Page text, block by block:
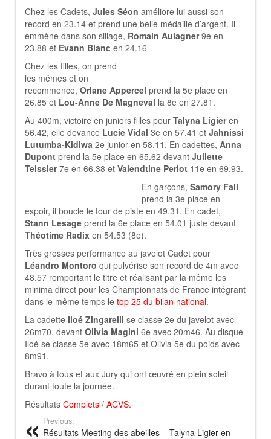
Chez les Cadets, Jules Séon améliore lui aussi son
record en 23.14 et prend une belle médaille d’argent. Il
emmène dans son sillage, Romain Aulagner9e en
23.88 et Evann Blanc en 24.16
Chez les filles, on prend
les mêmes et on
recommence, Orlane Appercel prend la 5e place en
26.85 et Lou-Anne De Magneval la 8e en 27.81.
Au 400m, victoire en juniors filles pour Talyna Ligieren
56.42, elle devance Lucie Vidal 3e en 57.41 et Jahnissi
Lutumba-Kidiwa 2e junior en 58.11. En cadettes, Anna
Dupont prend la 5e place en 65.62 devant Juliette
Teissier7e en 66.38 et Valendtine Periot 11e en 69.93.
En garçons, Samory Fall
prend la 3e place en
espoir, il boucle le tour de piste en 49.31. En cadet,
Stann Lesage prend la 6e place en 54.01 juste devant
Théotime Radix en 54.53 (8e).
Très grosses performance au javelot Cadet pour
Léandro Montoro qui pulvérise son record de 4m avec
48.57 remportant le titre et réalisant par la même les
minima direct pour les Championnats de France intégrant
dans le même temps le top 25 du bilan national.
La cadette Iloé Zingarelli se classe 2e du javelot avec
26m70, devant Olivia Magini 6e avec 20m46. Au disque
Iloé se classe 5e avec 18m65 et Olivia 5e du poids avec
8m91.
Bravo à tous et aux Jury qui ont œuvré en plein soleil
durant toute la journée.
Résultats Complets / ACVS.
Previous:
Résultats Meeting des abeilles – Talyna Ligier en